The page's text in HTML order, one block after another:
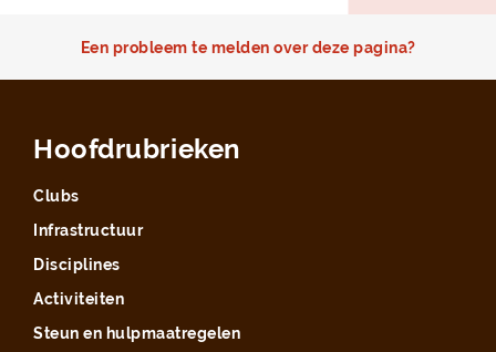
Een probleem te melden over deze pagina?
Hoofdrubrieken
Clubs
Infrastructuur
Disciplines
Activiteiten
Steun en hulpmaatregelen